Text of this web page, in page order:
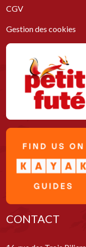
CGV
Gestion des cookies
CONTACT